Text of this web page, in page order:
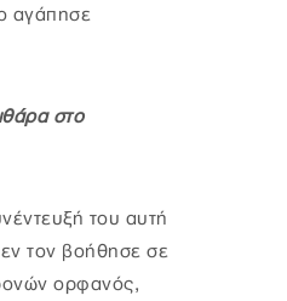
αγάπησε
στο
του αυτή
τον βοήθησε σε
ορφανός,